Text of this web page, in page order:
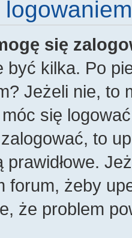
się
być kilka. Po
Jeżeli nie, to
się
to
prawidłowe.
forum, żeby
że problem